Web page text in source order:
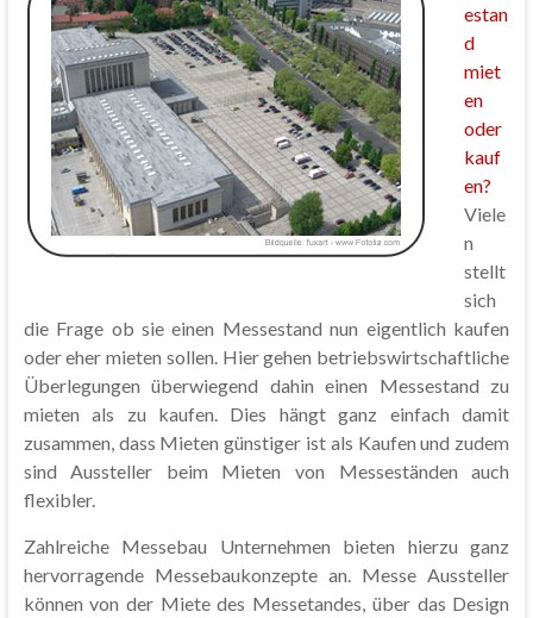
estan
d
miet
en
oder
kauf
en?
Viele
n
stellt
sich
die Frage ob sie einen Messestand nun eigentlich kaufen
oder eher mieten sollen. Hier gehen betriebswirtschaftliche
Überlegungen überwiegend dahin einen Messestand zu
mieten als zu kaufen. Dies hängt ganz einfach damit
zusammen, dass Mieten günstiger ist als Kaufen und zudem
sind Aussteller beim Mieten von Messeständen auch
flexibler.
Zahlreiche Messebau Unternehmen bieten hierzu ganz
hervorragende Messebaukonzepte an. Messe Aussteller
können von der Miete des Messetandes, über das Design